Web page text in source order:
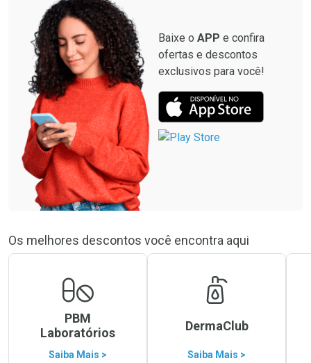
Baixe o APP e confira
ofertas e descontos
exclusivos para você!
Os melhores descontos você encontra aqui
PBM
Laboratórios
Saiba Mais >
DermaClub
Saiba Mais >